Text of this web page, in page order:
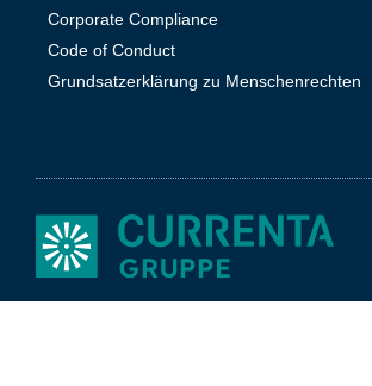
Corporate Compliance
Code of Conduct
Grundsatzerklärung zu Menschenrechten